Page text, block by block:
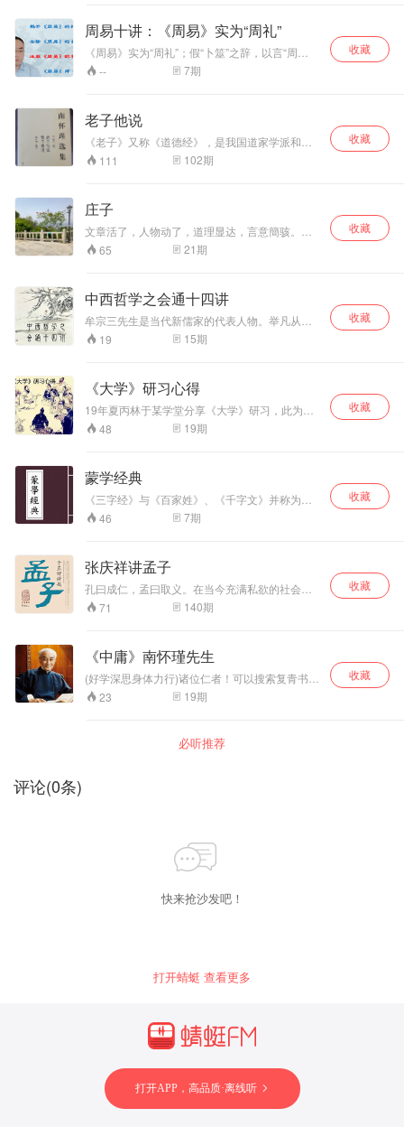
周易十讲：《周易》实为“周礼”
《周易》实为“周礼”；假“卜筮”之辞，以言“周
礼”。 1、 “卜筮”与“礼乐”的目的相同，都为趋吉
避凶，行事顺利。 2、“礼”有统一的标准，能弥合
统一不同版本《周易》之间的字、词、辞之间的
不同。 3、以“礼”解之通俗易懂，可读、易读、易
懂。 总之，“礼”才是《周易·易经》所要言的“本
义”、“原意”。
-- 7期
收藏
老子他说
《老子》又称《道德经》，是我国道家学派和道
教最著名的一部经典。他综罗百代，广博精微，
短短的五千文，以“道”为核心，建构了上至帝王御
本书是著名学者南怀瑾先生关于《老子》的讲
记。作者以深厚的文史功底，敏锐的社会洞察
力，对《老子》的内涵做了充分的阐解、辩正和
引述。具有深入浅出、明白通畅的特点。
111 102期
收藏
庄子
文章活了，人物动了，道理显达，言意簡骇。在
巨人的肩膀上站着在前人的脚印上前进，与心灵
中碰撞，从思考中漫步。
65 21期
收藏
中西哲学之会通十四讲
牟宗三先生是当代新儒家的代表人物。举凡从古
希腊哲学到西方近现代哲学，牟先生皆有论涉与
深见，无不具专业水平。而与中国哲学相会通，
正是其会通中西哲学的硕果。本书是牟先生消化
西方哲学的结晶，它直接展述了牟先生对中西哲
学的会通理路，是牟先生治西方哲学史的简明读
本。
19 15期
收藏
《大学》研习心得
19年夏丙林于某学堂分享《大学》研习，此为音
频，祈为中国文化传播弘扬尽己之力。
48 19期
收藏
蒙学经典
《三字经》与《百家姓》、《千字文》并称为三
大国学启蒙读物。《三字经》是中华民族珍贵的
文化遗产，它短小精悍、琅琅上口，千百年来，
德以及一些民间传说，所谓“熟读《三字经》，可
知千古事”。 《百家姓》与《三字经》、《千字
文》并称为三大蒙学读物。《百家姓》成书于北
宋初年，原收集中文姓氏411个，后增补到504
个，其中单姓444个，复姓60个。《百家姓》读
姓是因为百家姓形成于宋代吴越钱塘地区，故而
宋朝皇帝赵氏、吴越国国王钱氏、吴越国王钱俶
正妃孙氏以及南唐国王李氏成为百家姓前四位。
另有作为儿童读物的同名图书。千字文，即由一
46 7期
收藏
张庆祥讲孟子
孔曰成仁，孟曰取义。在当今充满私欲的社会，
重新认识和提倡“义”之德迫在眉睫！ 《孟子》洋
洋洒洒三万余言，针砭时弊，说尽“义”之道理，教
小人，养其大者为大人”，天下皆大人，则天下自
平矣~ 除了教我们事理的圆满之外，《孟子》中
还有安顿心灵之秘诀，“我知言，我善养吾浩然之
气”直指心性解脱之根本，令人拍案叫绝！
71 140期
收藏
《中庸》南怀瑾先生
(好学深思身体力行)诸位仁者！可以搜索复青书院
于正原。于正原先生对南师的开示点出(重点)(要
点)及诸明朗见解。
23 19期
收藏
必听推荐
评论(0条)
快来抢沙发吧！
打开蜻蜓 查看更多
打开APP，高品质·离线听